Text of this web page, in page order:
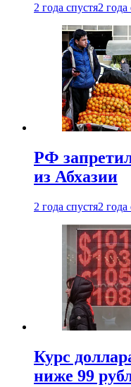
2 года спустя2 года
РФ
из Абхазии
2 года спустя2 года
Курс
ниже 99